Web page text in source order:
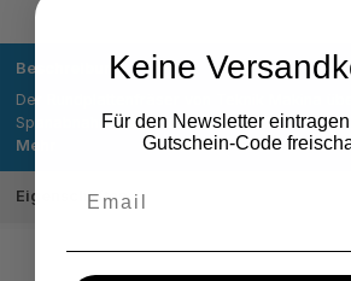
Beschreibung
Der Rundplattenfräser von Teknik Makina
Spanabnahme und hohe Austauschbarkeit:
Mehr
Eigenschaften
Keine
Für den Newsletter
Gutschein-Code